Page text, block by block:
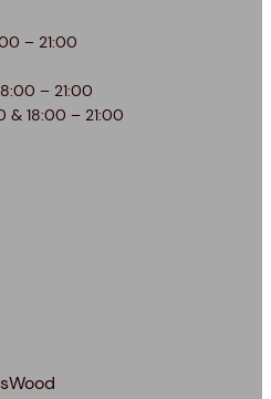
– 21:00
– 21:00
& 18:00 – 21:00